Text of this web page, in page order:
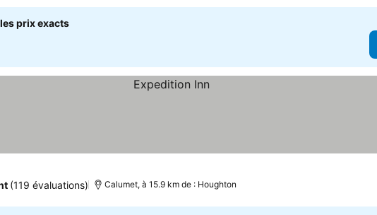
prix exacts
(119 évaluations) Calumet, à 15.9 km de : Houghton